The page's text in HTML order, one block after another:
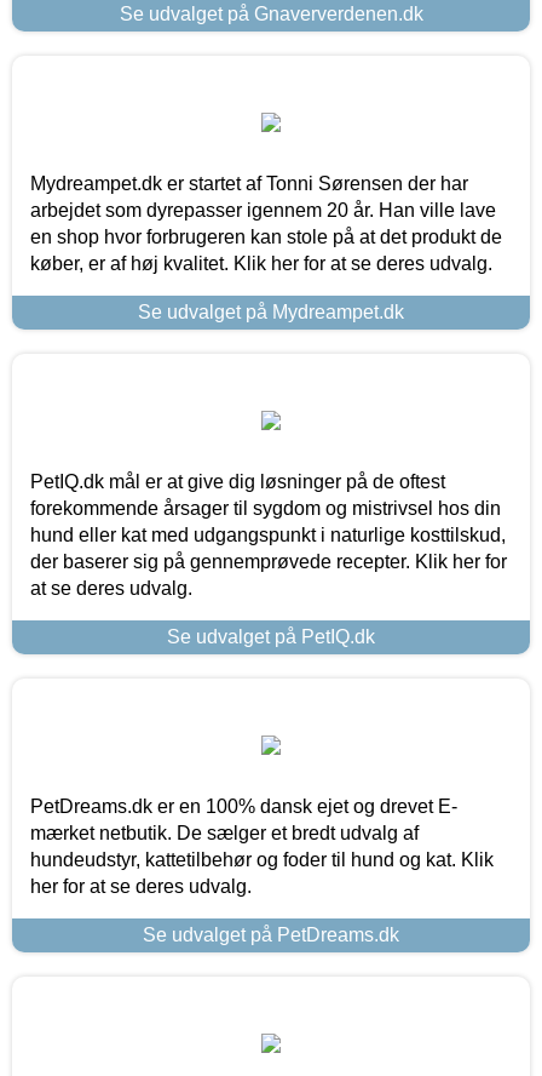
Se udvalget på Gnaververdenen.dk
Mydreampet.dk er startet af Tonni Sørensen der har
arbejdet som dyrepasser igennem 20 år. Han ville lave
en shop hvor forbrugeren kan stole på at det produkt de
køber, er af høj kvalitet. Klik her for at se deres udvalg.
Se udvalget på Mydreampet.dk
PetIQ.dk mål er at give dig løsninger på de oftest
forekommende årsager til sygdom og mistrivsel hos din
hund eller kat med udgangspunkt i naturlige kosttilskud,
der baserer sig på gennemprøvede recepter. Klik her for
at se deres udvalg.
Se udvalget på PetIQ.dk
PetDreams.dk er en 100% dansk ejet og drevet E-
mærket netbutik. De sælger et bredt udvalg af
hundeudstyr, kattetilbehør og foder til hund og kat. Klik
her for at se deres udvalg.
Se udvalget på PetDreams.dk